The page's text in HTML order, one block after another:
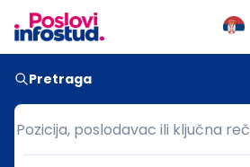
Pretraga
Pozicija, poslodavac ili ključna reč
Pozicija, poslodavac ili ključna reč